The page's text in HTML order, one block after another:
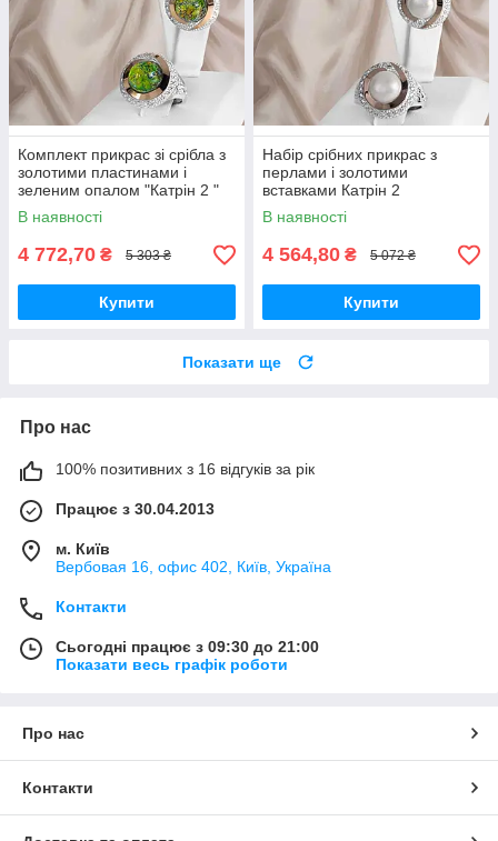
Комплект прикрас зі срібла з
золотими пластинами і
зеленим опалом "Катрін 2 "
В наявності
4 772,70 ₴ 5 303 ₴
Купити
Набір срібних прикрас з
перлами і золотими
вставками Катрін 2
В наявності
4 564,80 ₴ 5 072 ₴
Купити
Показати ще
Про нас
100% позитивних з 16 відгуків за рік
Працює з 30.04.2013
м. Київ
Вербовая 16, офис 402, Київ, Україна
Контакти
Сьогодні працює з 09:30 до 21:00
Показати весь графік роботи
Про нас
Контакти